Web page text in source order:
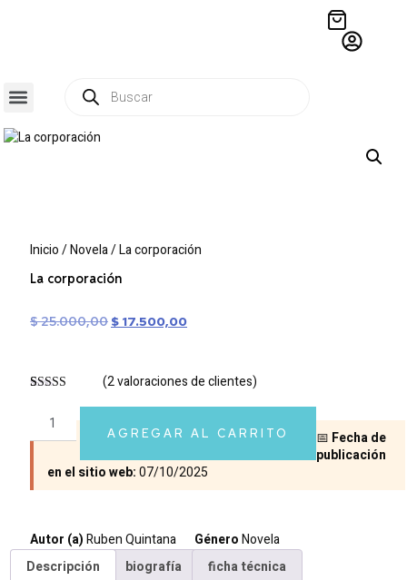
Inicio/Novela/ La corporación
La corporación
$25.000,00 $ 17.500,00
basado en
puntuaciones
(2valoraciones de clientes)
AGREGAR AL CARRITO 📅 Fecha de
publicación
en el sitio web:07/10/2025
Autor (a)Ruben Quintana GéneroNovela
Descripción
biografía
ficha técnica